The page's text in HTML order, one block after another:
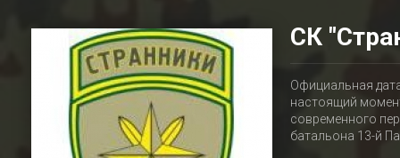
СК
Официальная
настоящий
современного
батальона 13-й